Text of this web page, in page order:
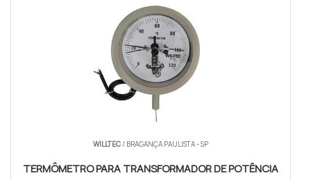
WILLTEC/ BRAGANÇA PAULISTA - SP
TERMÔMETRO PARA TRANSFORMADOR DE POTÊNCIA